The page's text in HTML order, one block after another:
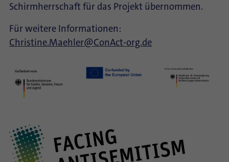
Schirmherrschaft für das Projekt übernommen.
Für weitere Informationen:
Christine.Maehler@ConAct-org.de